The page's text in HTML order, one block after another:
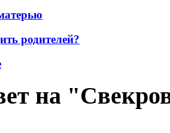
родителей?
на